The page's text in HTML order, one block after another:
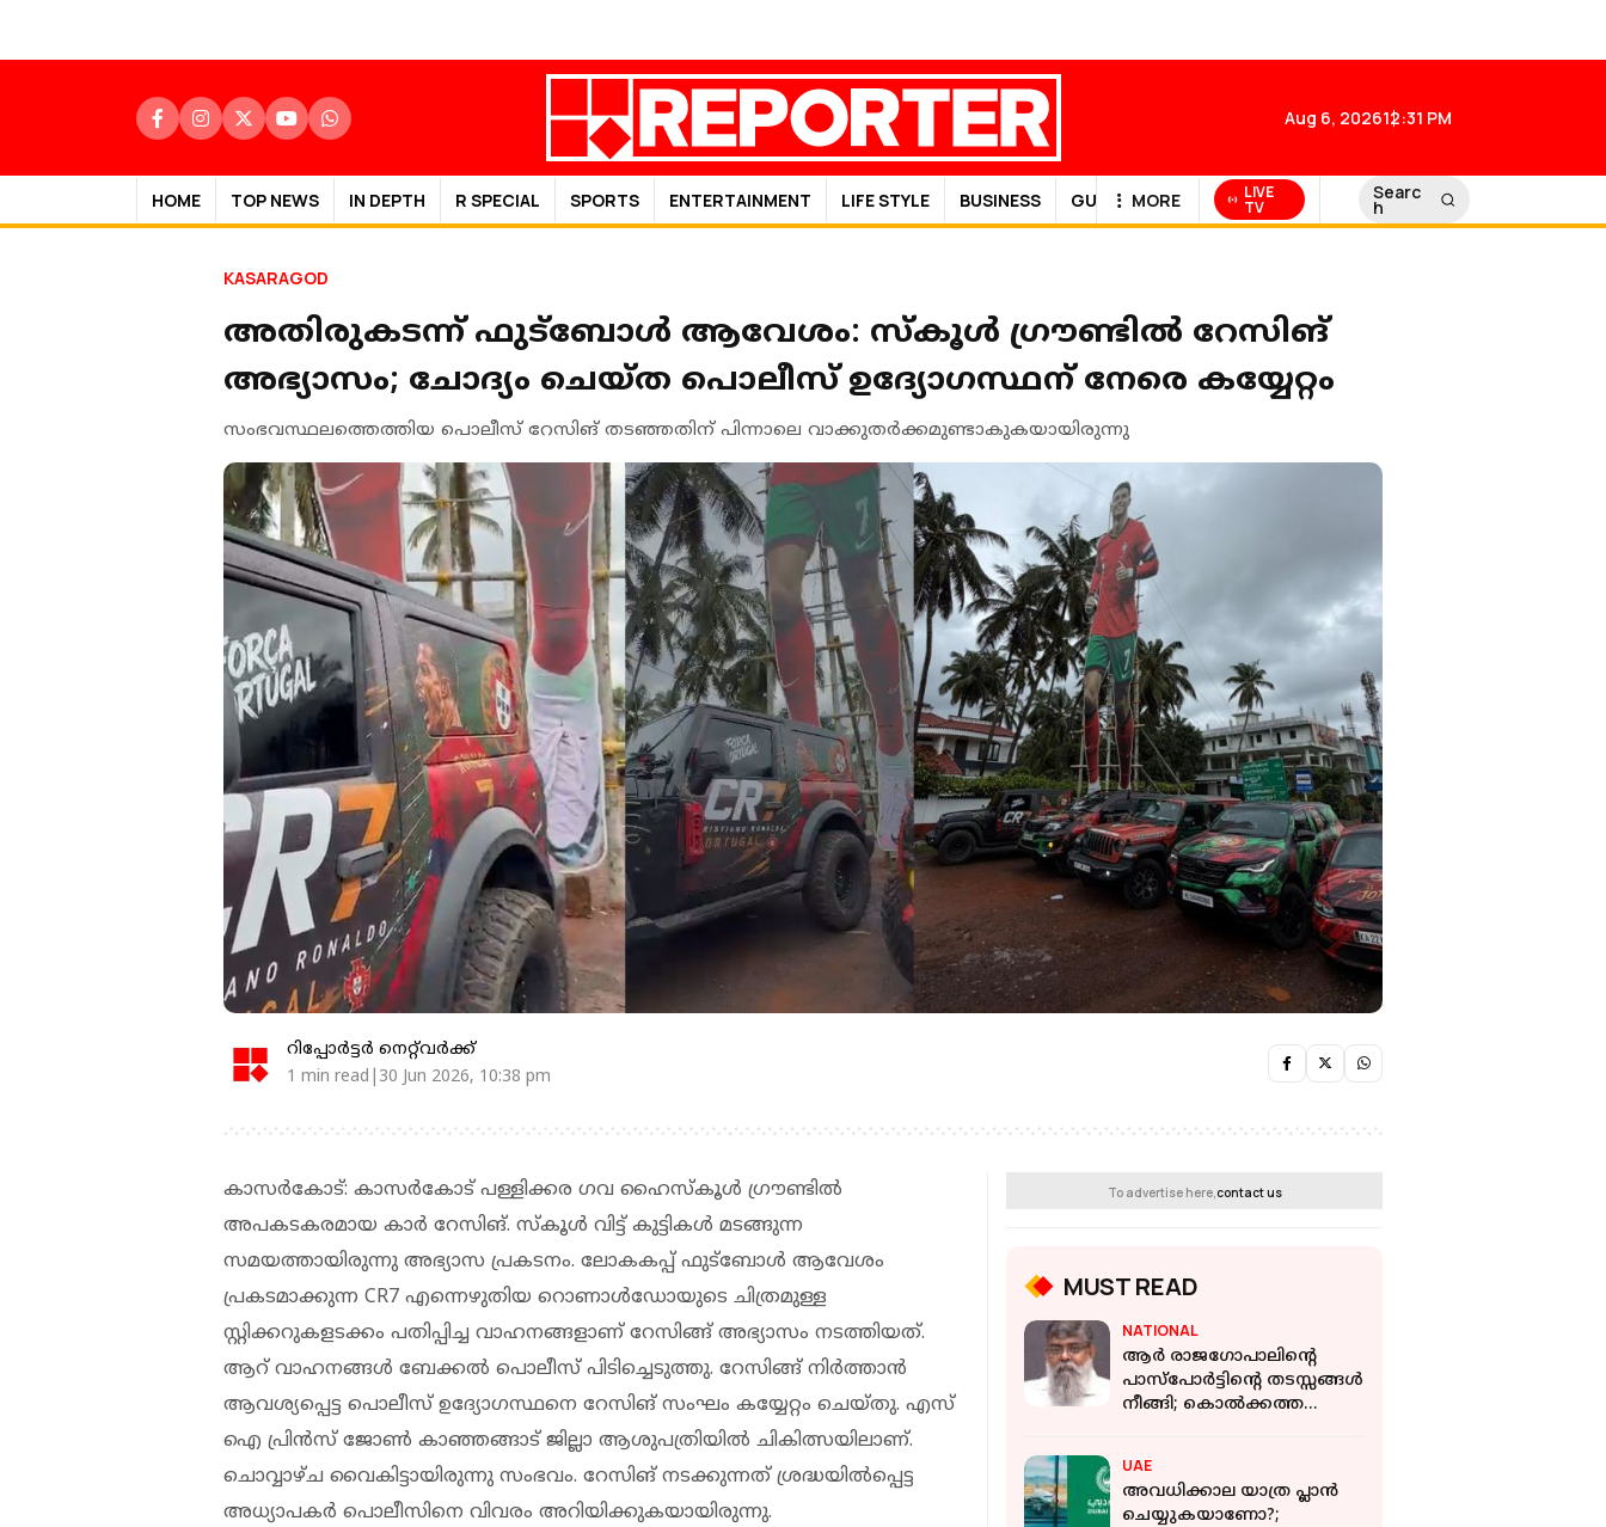
Aug 6, 202612:31 PM
HOME TOP NEWS IN DEPTH R SPECIAL SPORTS ENTERTAINMENT LIFE STYLE BUSINESS GULF NEWS
MORE LIVE
TV
Searc
h
KASARAGOD
അതിരുകടന്ന് ഫുട്ബോൾ ആവേശം: സ്‌കൂൾ ഗ്രൗണ്ടില്‍ റേസിങ്
അഭ്യാസം; ചോദ്യം ചെയ്ത പൊലീസ് ഉദ്യോഗസ്ഥന് നേരെ കയ്യേറ്റം
സംഭവസ്ഥലത്തെത്തിയ പൊലീസ് റേസിങ് തടഞ്ഞതിന് പിന്നാലെ വാക്കുതര്‍ക്കമുണ്ടാകുകയായിരുന്നു
റിപ്പോർട്ടർ നെറ്റ്‌വര്‍ക്ക്‌
1 min read|30 Jun 2026, 10:38 pm
കാസര്‍കോട്: കാസര്‍കോട് പള്ളിക്കര ഗവ ഹൈസ്‌കൂള്‍ ഗ്രൗണ്ടില്‍
അപകടകരമായ കാര്‍ റേസിങ്. സ്‌കൂള്‍ വിട്ട് കുട്ടികള്‍ മടങ്ങുന്ന
സമയത്തായിരുന്നു അഭ്യാസ പ്രകടനം. ലോകകപ്പ് ഫുട്ബോൾ ആവേശം
പ്രകടമാക്കുന്ന CR7 എന്നെഴുതിയ റൊണാൾഡോയുടെ ചിത്രമുള്ള
സ്റ്റിക്കറുകളടക്കം പതിപ്പിച്ച വാഹനങ്ങളാണ് റേസിങ്ങ് അഭ്യാസം നടത്തിയത്.
ആറ് വാഹനങ്ങൾ ബേക്കല്‍ പൊലീസ് പിടിച്ചെടുത്തു. റേസിങ്ങ് നിര്‍ത്താന്‍
ആവശ്യപ്പെട്ട പൊലീസ് ഉദ്യോഗസ്ഥനെ റേസിങ് സംഘം കയ്യേറ്റം ചെയ്തു. എസ്
ഐ പ്രിന്‍സ് ജോണ്‍ കാഞ്ഞങ്ങാട് ജില്ലാ ആശുപത്രിയില്‍ ചികിത്സയിലാണ്.
ചൊവ്വാഴ്ച വൈകിട്ടായിരുന്നു സംഭവം. റേസിങ് നടക്കുന്നത് ശ്രദ്ധയില്‍പ്പെട്ട
അധ്യാപകര്‍ പൊലീസിനെ വിവരം അറിയിക്കുകയായിരുന്നു.
To advertise here, contact us
MUST READ
NATIONAL
ആർ രാജഗോപാലിന്റെ
പാസ്‌പോർട്ടിൻ്റെ തടസ്സങ്ങൾ
നീങ്ങി; കൊൽക്കത്ത
UAE
അവധിക്കാല യാത്ര പ്ലാന്‍
ചെയ്യുകയാണോ?;